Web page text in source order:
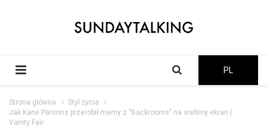
PL
Strona główna
Styl życia
Jak Kane Parsons przerobił memy z "Backrooms" na srebrny ekran |
Vanity Fair